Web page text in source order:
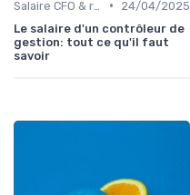
•
24/04/2025
Le salaire d'un contrôleur de
gestion: tout ce qu'il faut
savoir